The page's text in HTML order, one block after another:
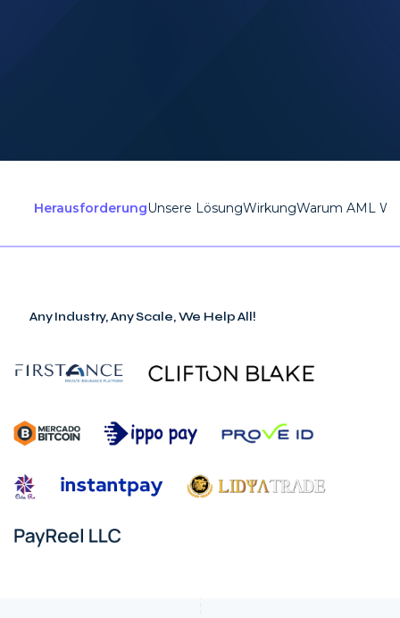
HerausforderungUnsere LösungWirkungWarum AML
Any Industry, Any Scale, We Help All!